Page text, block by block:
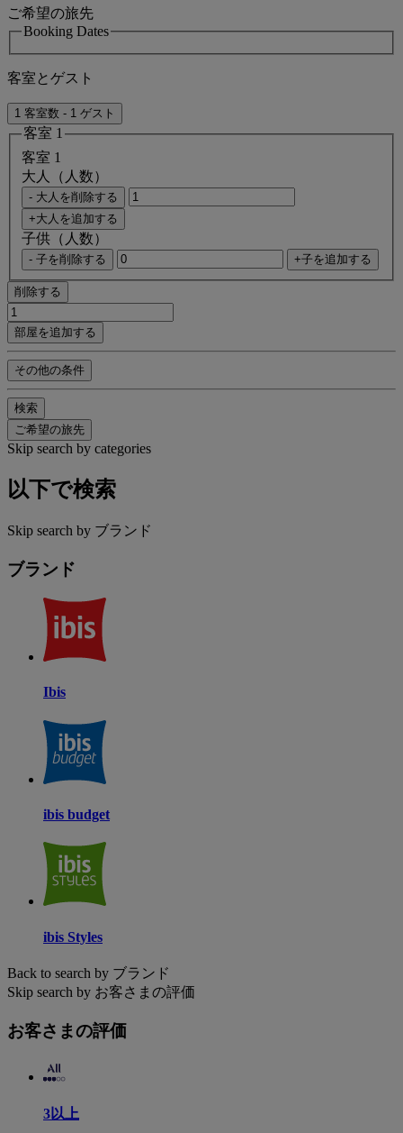
ご希望の旅先
Booking Dates
客室とゲスト
1 客室数 - 1 ゲスト
客室 1
客室 1
大人（人数）
- 大人を削除する
+大人を追加する
子供（人数）
- 子を削除する +子を追加する
削除する
部屋を追加する
その他の条件
検索
ご希望の旅先
Skip search by categories
以下で検索
Skip search by ブランド
ブランド
Ibis
ibis budget
ibis Styles
Back to search by ブランド
Skip search by お客さまの評価
お客さまの評価
3以上